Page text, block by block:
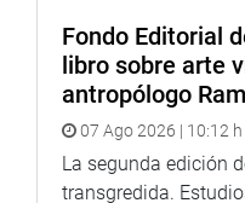
Fondo Editorial
libro sobre arte
antropólogo
07 Ago 2026 | 10:12 h
La segunda edición
transgredida.